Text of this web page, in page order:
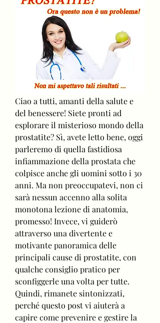
Ciao a tutti, amanti della salute e
del benessere! Siete pronti ad
esplorare il misterioso mondo della
prostatite? Sì, avete letto bene, oggi
parleremo di quella fastidiosa
infiammazione della prostata che
colpisce anche gli uomini sotto i 30
anni. Ma non preoccupatevi, non ci
sarà nessun accenno alla solita
monotona lezione di anatomia,
promesso! Invece, vi guiderò
attraverso una divertente e
motivante panoramica delle
principali cause di prostatite, con
qualche consiglio pratico per
sconfiggerle una volta per tutte.
Quindi, rimanete sintonizzati,
perché questo post vi aiuterà a
capire come prevenire e gestire la